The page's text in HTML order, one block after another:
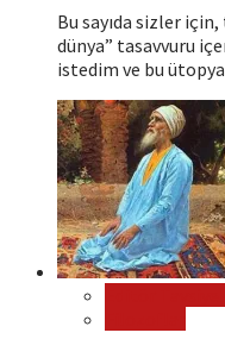
Bu sayıda sizler
dünya” tasavvuru
istedim ve bu